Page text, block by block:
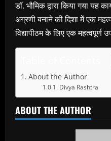
डॉ. भौमिक द्वारा किया गया यह
अग्रणी बनाने की दिशा में एक
विद्यापीठम के लिए एक महत्वपूर्ण
About the Author
Divya Rashtra
ABOUT THE AUTHOR